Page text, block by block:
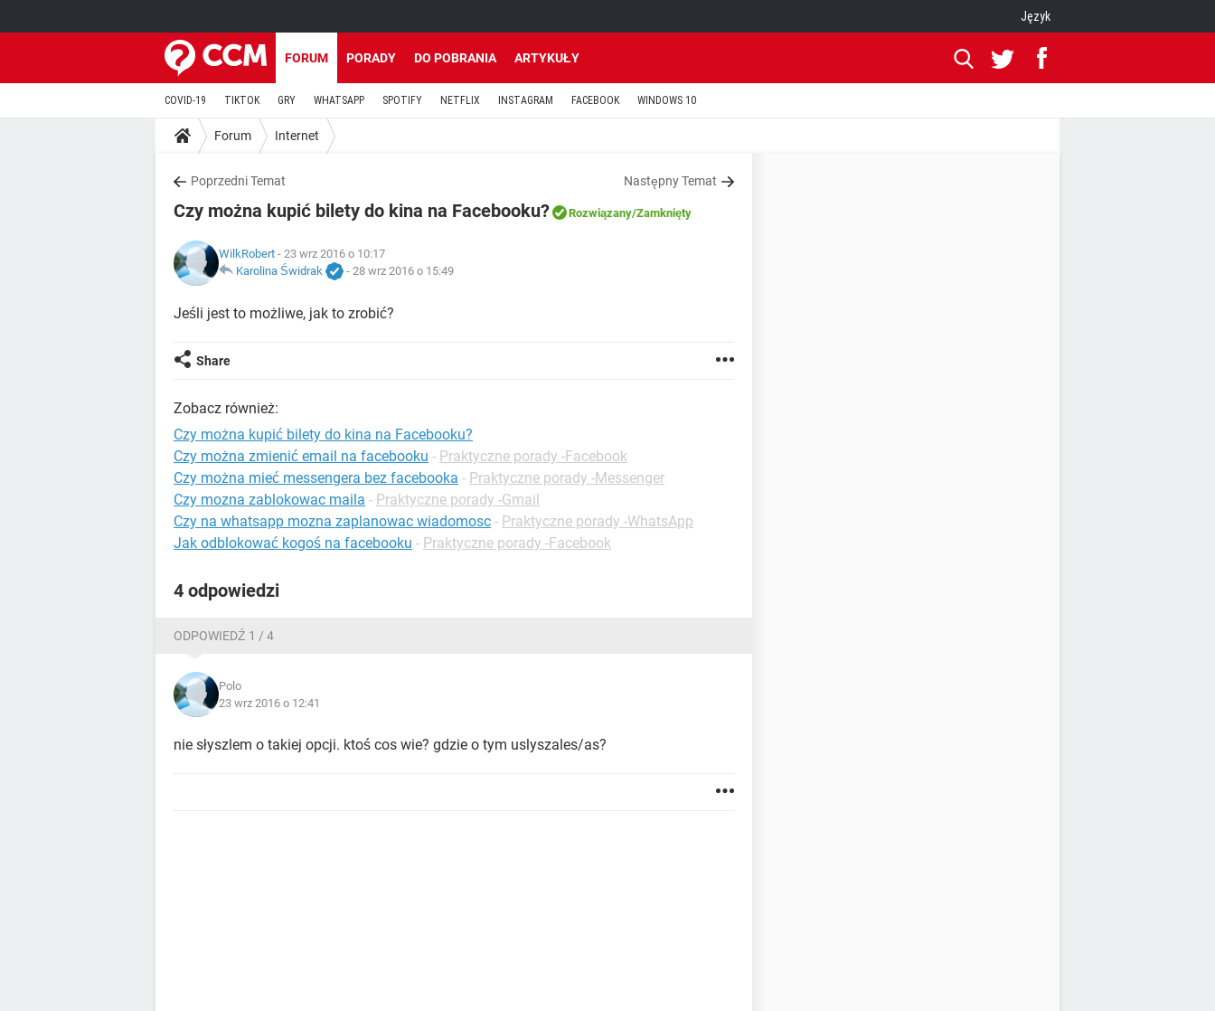
Język
FORUM PORADY DO POBRANIA ARTYKUŁY
COVID-19 TIKTOK GRY WHATSAPP SPOTIFY NETFLIX INSTAGRAM FACEBOOK WINDOWS 10
Forum Internet
Poprzedni Temat Następny Temat
Czy można kupić bilety do kina na Facebooku? Rozwiązany/Zamknięty
WilkRobert - 23 wrz 2016 o 10:17
Karolina Świdrak
- 28 wrz 2016 o 15:49
Jeśli jest to możliwe, jak to zrobić?
Share
Zobacz również:
Czy można kupić bilety do kina na Facebooku?
Czy można zmienić email na facebooku - Praktyczne porady -Facebook
Czy można mieć messengera bez facebooka - Praktyczne porady -Messenger
Czy mozna zablokowac maila - Praktyczne porady -Gmail
Czy na whatsapp mozna zaplanowac wiadomosc - Praktyczne porady -WhatsApp
Jak odblokować kogoś na facebooku - Praktyczne porady -Facebook
4 odpowiedzi
ODPOWIEDŹ 1 / 4
Polo
23 wrz 2016 o 12:41
nie słyszlem o takiej opcji. ktoś cos wie? gdzie o tym uslyszales/as?